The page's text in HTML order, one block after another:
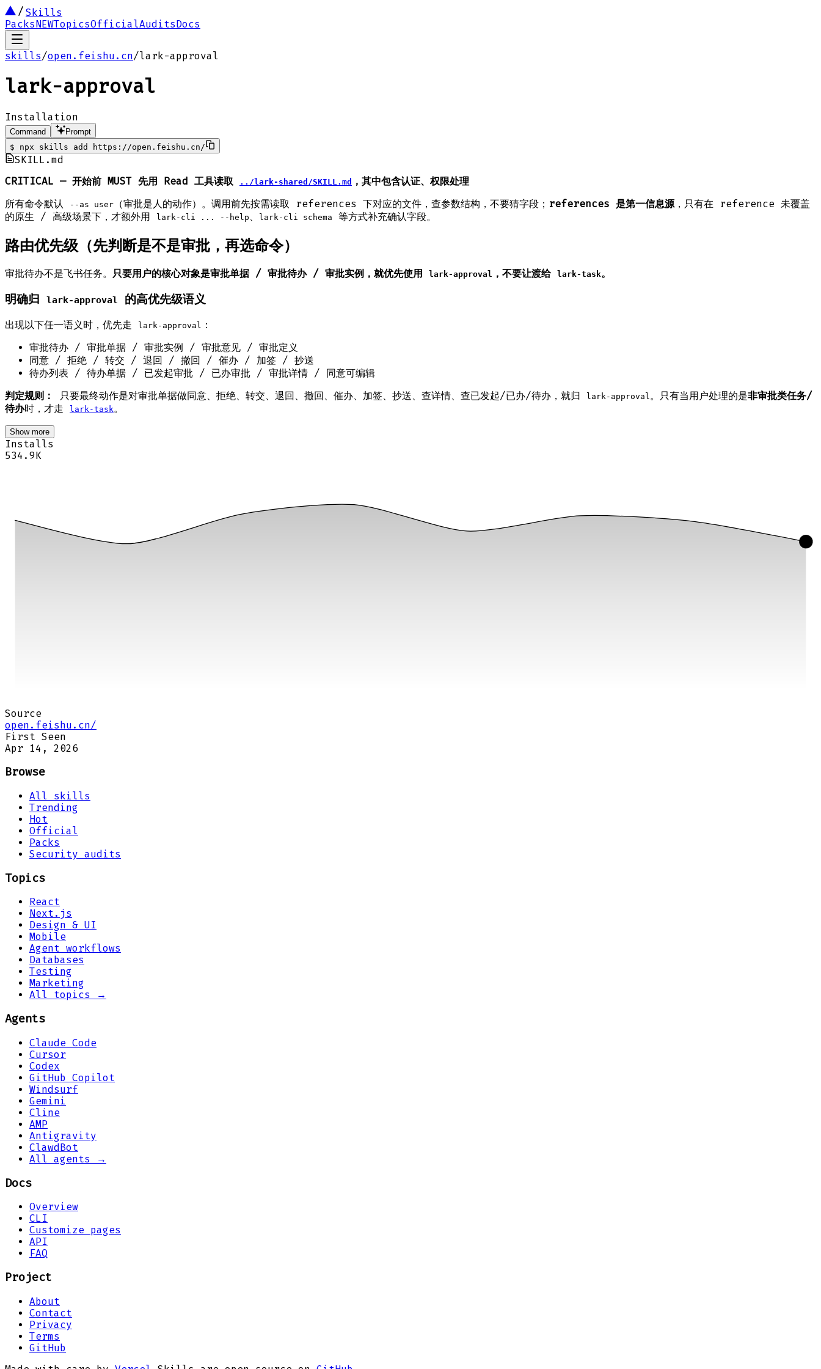
Skills
PacksNEWTopicsOfficialAuditsDocs
skills/open.feishu.cn/lark-approval
lark-approval
Installation
Command
Prompt
$
npx skills add https://open.feishu.cn/
SKILL.md
CRITICAL — 开始前 MUST 先用 Read 工具读取
../lark-shared/SKILL.md
，其中包含认证、权限处理
所有命令默认
--as user （审批是人的动作）。调用前先按需读取 references 下对应的文件，查参数结构，不要猜字段； references 是第一信息源，只有在 reference 未覆盖
的原生 / 高级场景下，才额外用
lark-cli ... --help 、 lark-cli schema 等方式补充确认字段。
路由优先级（先判断是不是审批，再选命令）
审批待办不是飞书任务。 只要用户的核心对象是审批单据 / 审批待办 / 审批实例，就优先使用 lark-approval ，不要让渡给 lark-task。
明确归 lark-approval 的高优先级语义
出现以下任一语义时，优先走 lark-approval ：
审批待办 / 审批单据 / 审批实例 / 审批意见 / 审批定义
同意 / 拒绝 / 转交 / 退回 / 撤回 / 催办 / 加签 / 抄送
待办列表 / 待办单据 / 已发起审批 / 已办审批 / 审批详情 / 同意可编辑
判定规则：
只要最终动作是对审批单据做同意、拒绝、转交、退回、撤回、催办、加签、抄送、查详情、查已发起/已办/待办，就归 lark-approval。只有当用户处理的是非审批类任务/
待办时，才走 lark-task。
Show more
Installs
534.9K
Source
open.feishu.cn/
First Seen
Apr 14, 2026
Browse
All skills
Trending
Hot
Official
Packs
Security audits
Topics
React
Next.js
Design & UI
Mobile
Agent workflows
Databases
Testing
Marketing
All topics →
Agents
Claude Code
Cursor
Codex
GitHub Copilot
Windsurf
Gemini
Cline
AMP
Antigravity
ClawdBot
All agents →
Docs
Overview
CLI
Customize pages
API
FAQ
Project
About
Contact
Privacy
Terms
GitHub